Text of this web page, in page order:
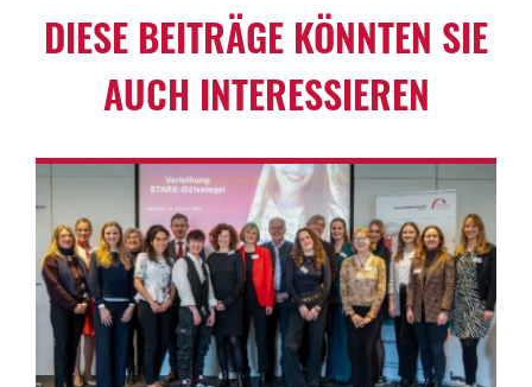
DIESE BEITRÄGE KÖNNTEN SIE
AUCH INTER­ES­SIEREN